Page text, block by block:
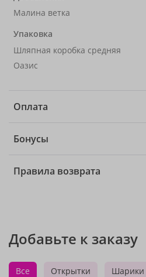
Малина ветка
Упаковка
Шляпная коробка средняя
Оазис
Оплата
Бонусы
Правила возврата
Добавьте к заказу
Все Открытки Шарики